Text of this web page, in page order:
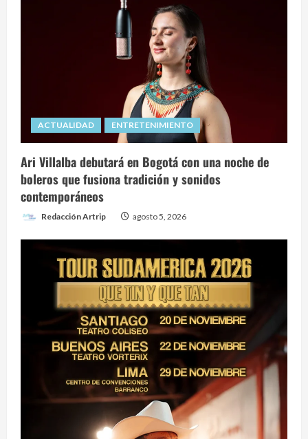
ACTUALIDAD ENTRETENIMIENTO
Ari Villalba debutará en Bogotá con una noche de
boleros que fusiona tradición y sonidos
contemporáneos
Redacción Artrip agosto 5, 2026